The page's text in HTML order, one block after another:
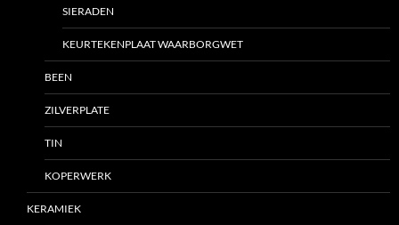
SIERADEN
KEURTEKENPLAAT WAARBORGWET
BEEN
ZILVERPLATE
TIN
KOPERWERK
KERAMIEK